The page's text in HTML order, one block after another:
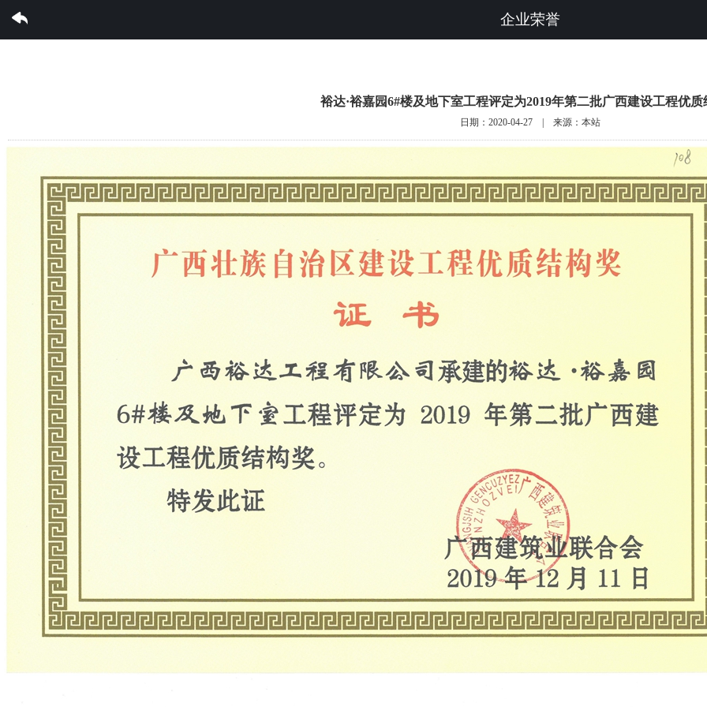
香港澳门6合集团有限公司 企业荣誉
裕达·裕嘉园6#楼及地下室工程评定为2019年第二批广西建设工程优质
日期：2020-04-27 | 来源：本站